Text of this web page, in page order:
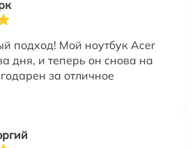
подход! Мой ноутбук Acer
дня, и теперь он снова на
за отличное